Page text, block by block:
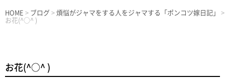
HOME > ブログ > 煩悩がジャマをする人をジャマする「ポンコツ嫁日記」
>
お花(^○^ )
お花(^○^ )